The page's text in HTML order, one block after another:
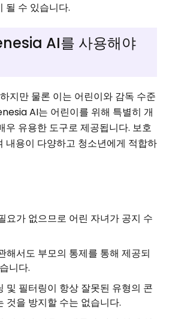
될 수 있습니다.
AI를 사용해야
지만 물론 이는 어린이와 감독 수준
AI는 어린이를 위해 특별히 개
우 유용한 도구로 제공됩니다. 보호
내용이 다양하고 청소년에게 적합하
요가 없으므로 어린 자녀가 공지 수
해서도 부모의 통제를 통해 제공되
니다.
및 필터링이 항상 잘못된 유형의 콘
것을 방지할 수는 없습니다.